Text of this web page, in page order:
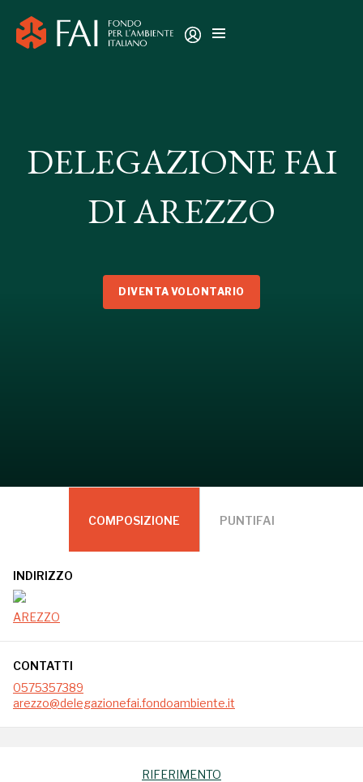
DELEGAZIONE FAI
DI AREZZO
DIVENTA VOLONTARIO
COMPOSIZIONE PUNTIFAI
INDIRIZZO
AREZZO
CONTATTI
0575357389
arezzo@delegazionefai.fondoambiente.it
RIFERIMENTO